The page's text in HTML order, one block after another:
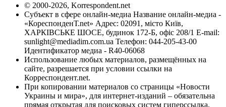
© 2000-2026, Korrespondent.net
Субъект в сфере онлайн-медиа Название онлайн-медиа -
«КореспонденТ.net» Адрес: 02091, місто Київ,
ХАРКІВСЬКЕ ШОСЕ, будинок 172-Б, офіс 208/1 E-mail:
sunlight@mediadim.com.ua Телефон: 044-205-43-00
Идентификатор медиа - R40-06068
Использование любых материалов, размещённых на
сайте, разрешается при условии ссылки на
Корреспондент.net.
При копировании материалов со страницы «Новости
Украины и мира», для интернет-изданий – обязательна
прямая открытая для поисковых систем гиперссылка.